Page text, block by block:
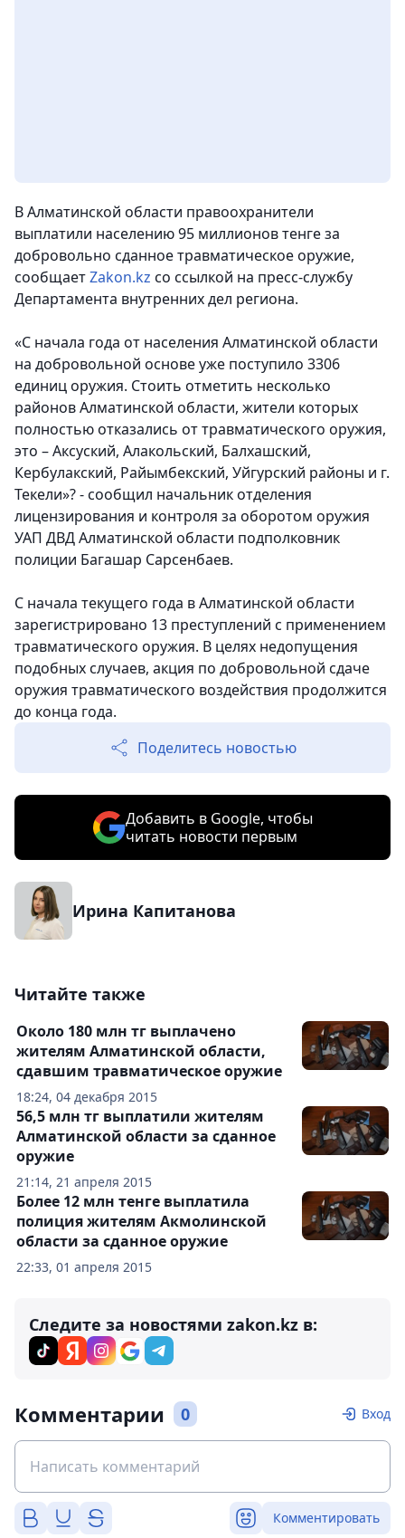
В Алматинской области правоохранители
выплатили населению 95 миллионов тенге за
добровольно сданное травматическое оружие,
сообщаетZakon.kz со ссылкой на пресс-службу
Департамента внутренних дел региона.
«С начала года от населения Алматинской области
на добровольной основе уже поступило 3306
единиц оружия. Стоить отметить несколько
районов Алматинской области, жители которых
полностью отказались от травматического оружия,
это – Аксуский, Алакольский, Балхашский,
Кербулакский, Райымбекский, Уйгурский районы и г.
Текели»? - сообщил начальник отделения
лицензирования и контроля за оборотом оружия
УАП ДВД Алматинской области подполковник
полиции Багашар Сарсенбаев.
С начала текущего года в Алматинской области
зарегистрировано 13 преступлений с применением
травматического оружия. В целях недопущения
подобных случаев, акция по добровольной сдаче
оружия травматического воздействия продолжится
до конца года.
Поделитесь новостью
Добавить в Google, чтобы
читать новости первым
Ирина Капитанова
Читайте также
18:24, 04 декабря 2015
Около 180 млн тг выплачено
жителям Алматинской области,
сдавшим травматическое оружие
21:14, 21 апреля 2015
56,5 млн тг выплатили жителям
Алматинской области за сданное
оружие
22:33, 01 апреля 2015
Более 12 млн тенге выплатила
полиция жителям Акмолинской
области за сданное оружие
Следите за новостями zakon.kz в:
Комментарии 0 Вход
Комментировать